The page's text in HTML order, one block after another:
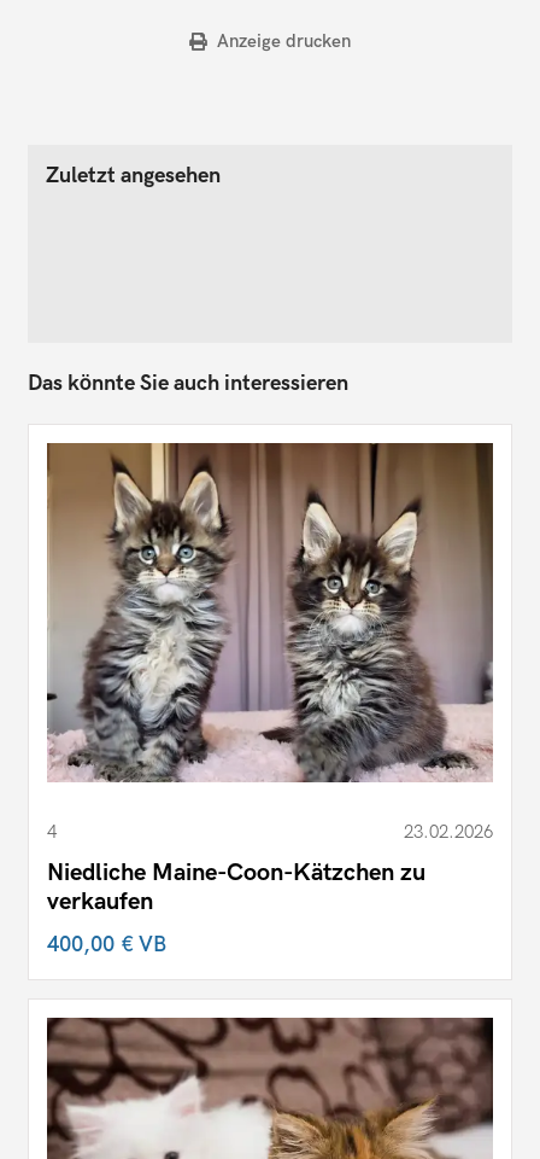
Anzeige drucken
Zuletzt angesehen
Das könnte Sie auch interessieren
4 23.02.2026
Niedliche Maine-Coon-Kätzchen zu
verkaufen
400,00 €VB